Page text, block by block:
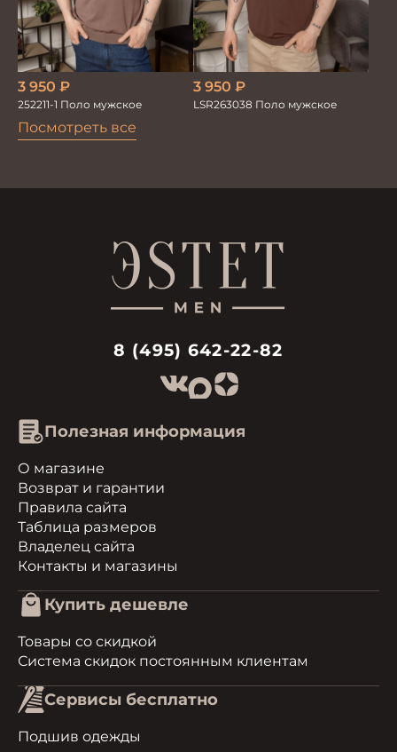
Посмотреть все
3 950 ₽
252211-1 Поло мужское
3 950 ₽
LSR263038 Поло мужское
8 (495) 642-22-82
Полезная информация
О магазине
Возврат и гарантии
Правила сайта
Таблица размеров
Владелец сайта
Контакты и магазины
Купить дешевле
Товары со скидкой
Система скидок постоянным клиентам
Сервисы бесплатно
Подшив одежды